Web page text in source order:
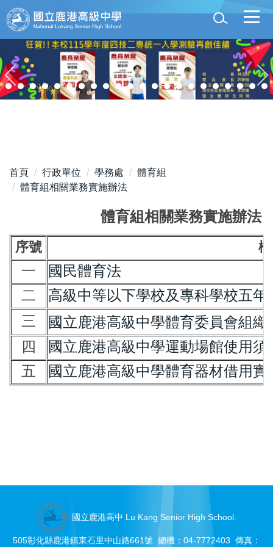
跳
到
主
內
容
區
首頁 行政單位 學務處
體育組
體育組相關業務實施辦法
體育組相關業務實施辦法
序號
一
國民體育法
二
高級中等以下學校及專科學校五
三
國立鹿港高級中學體育委員會組織
四
國立鹿港高級中學運動場館使用須
五
國立鹿港高級中學體育器材借用實
國立鹿港高中 Lu Kang Senior High School.
505彰化縣鹿港鎮東石里中山路661號 總機：04-7772403 傳真：